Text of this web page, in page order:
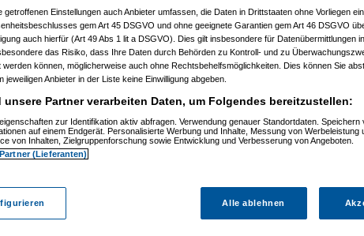
wo ist hier der Vorteil oder die Besonderheit von BTC?
auf BTC gesetzt (was wiederum den Hype zusätzlich beflügelt hat)
ist auf einen BTC-Kursanstieg zu spekulieren. Ich gönne jedem fette
Kursgewinne.
mit ähnlicher
Verständnis hilft.
mit Diversifikation. Investierst du in BTC setzt du alles auf eine
Large Cap Unternehmen. Verstehst du jetzt warum der Vergleich
getroffenen Einstellungen auch Anbieter umfassen, die Daten in Drittstaaten ohne Vorliegen
gem Art 45 DSGVO und ohne geeignete Garantien gem Art 46 DSGVO
auch hierfür (Art 49 Abs 1 lit a DSGVO). Dies gilt insbesondere für Datenübermittlungen
das Risiko, dass Ihre Daten durch Behörden zu Kontroll- und zu
werden können, möglicherweise auch ohne Rechtsbehelfsmöglichkeiten. Dies können Sie
jeweiligen Anbieter in der Liste keine Einwilligung abgeben.
unsere Partner verarbeiten Daten, um Folgendes bereitzustellen:
zur Identifikation aktiv abfragen. Verwendung genauer Standortdaten. Speichern
auf einem Endgerät. Personalisierte Werbung und Inhalte, Messung von Werbeleistung
von Inhalten, Zielgruppenforschung sowie Entwicklung und Verbesserung von Angeboten.
(Lieferanten)
Alle ablehnen